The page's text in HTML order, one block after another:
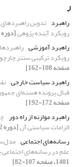
ر
راهبرد تدوین
رویکرد آینده پژوهی[دوره 12، شماره 42، 1401، صفحه 100-116]
راهبرد آموزشی
رویکرد ترکیبی سنتز
صفحه 108-162]
راهبرد سیاست خارجی
قبال پرونده هسته‌ای
صفحه 172-192]
راهبرد موازنه از راه دور
الزامات سیاستی آن[دوره 12، شماره 44، 1401، صفحه 128-153]
رسانه‌های اجتماعی
علم در رسانه‌های
1401، صفحه 107-82]